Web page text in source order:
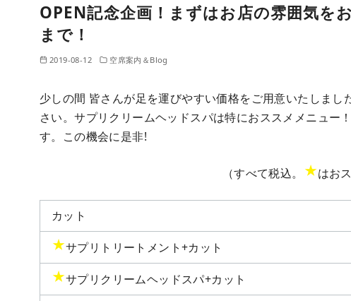
OPEN記念企画！まずはお店の雰囲気を
まで！
2019-08-12 空席案内＆Blog
少しの間 皆さんが足を運びやすい価格をご用意いたしま
さい。サプリクリームヘッドスパは特におススメメニュー
す。この機会に是非!
（すべて税込。 はお
カット
サプリトリートメント+カット
サプリクリームヘッドスパ+カット